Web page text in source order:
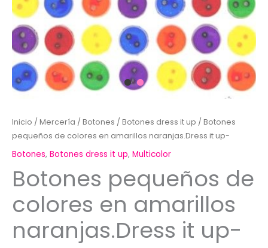
Inicio / Mercería / Botones / Botones dress it up / Botones
pequeños de colores en amarillos naranjas.Dress it up-
Botones, Botones dress it up, Multicolor
Botones pequeños de
colores en amarillos
naranjas.Dress it up-